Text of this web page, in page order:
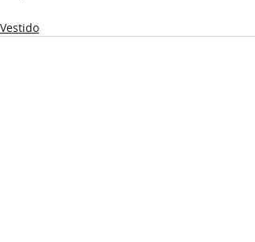
Vestido